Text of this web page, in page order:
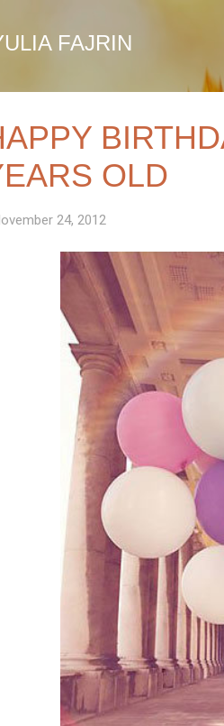
FAJRIN
OLD
24, 2012